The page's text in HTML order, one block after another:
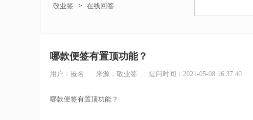
敬业签 > 在线回答
哪款便签有置顶功能？
用户：匿名 来源：敬业签 提问时间：2021-05-08 16:37:40
哪款便签有置顶功能？